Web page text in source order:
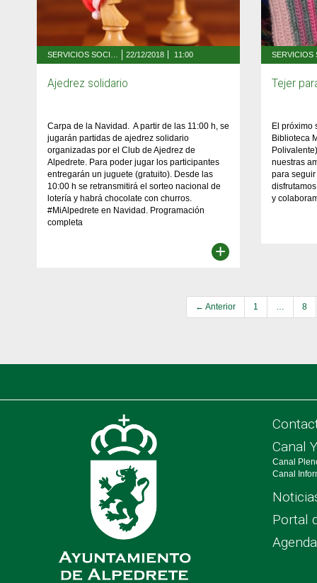
22/12/2018 11:00
Ajedrez solidario
Carpa de la Navidad. A partir de las 11:00 h, se
jugarán partidas de ajedrez solidario
organizadas por el Club de Ajedrez de
Alpedrete. Para poder jugar los participantes
entregarán un juguete (gratuito). Desde las
10:00 h se retransmitirá el sorteo nacional de
lotería y habrá chocolate con churros.
#MiAlpedrete en Navidad. Programación
completa
+
Tejer
El próximo
Biblioteca
nuestras
para
y
← Anterior 1 … 8
Canal
Canal
Canal
Portal
Agenda